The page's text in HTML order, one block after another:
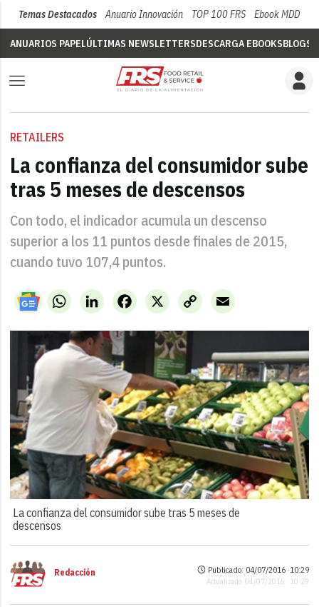
Temas Destacados Anuario Innovación TOP 100 FRS Ebook MDD
ANUARIOS PAPELÚLTIMAS NEWSLETTERSDESCARGA EBOOKSBLOGS
RETAILERS
La confianza del consumidor sube
tras 5 meses de descensos
Con todo, el indicador acumula un descenso
superior a los 11 puntos desde finales de 2015,
cuando tuvo 107,4 puntos.
WhatsAppLinkedIn X
Facebook
Copy
Link
Email
La confianza del consumidor sube tras 5 meses de
descensos
Redacción Publicado: 04/07/2016 ·10:29
Actualizado: 04/07/2016 · 10:29